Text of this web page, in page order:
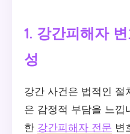
1. 강간피해자
성
강간 사건은 법적인 절
은 감정적 부담을 느낍
한 강간피해자 전문 변